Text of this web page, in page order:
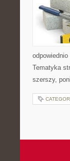
Tematyka
szerszy,